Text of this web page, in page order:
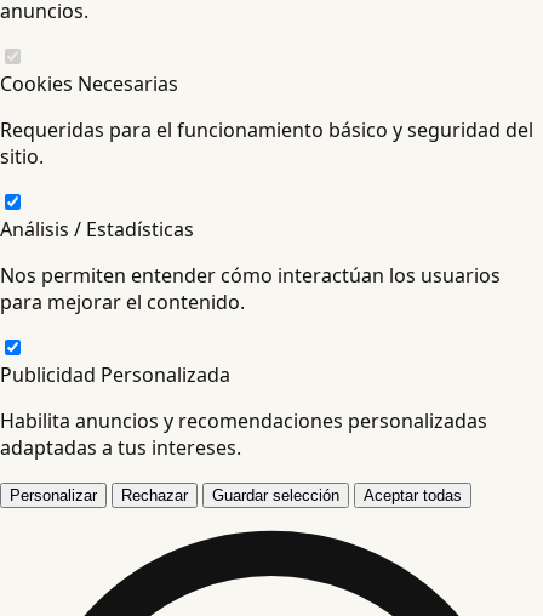
anuncios.
Cookies Necesarias
Requeridas para el funcionamiento básico y seguridad del
sitio.
Análisis / Estadísticas
Nos permiten entender cómo interactúan los usuarios
para mejorar el contenido.
Publicidad Personalizada
Habilita anuncios y recomendaciones personalizadas
adaptadas a tus intereses.
Personalizar Rechazar Guardar selección Aceptar todas